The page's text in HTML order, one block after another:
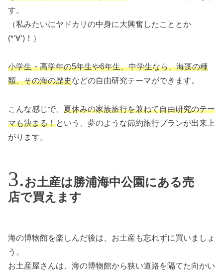
す。
（私みたいにヤドカリの中身に大興奮したこととか
(*‘∀‘)！）
小学生・高学年の5年生や6年生、中学生なら、海藻の種
類、その海の歴史などの自由研究テーマができます。
こんな感じで、 夏休みの家族旅行を兼ねて自由研究のテー
マも決まる！という、夢のような節約旅行プランが出来上
がります。
お土産は勝浦海中公園にある売
店で買えます
海の博物館を楽しんだ後は、お土産も忘れずに買いましょ
う。
お土産屋さんは、海の博物館から狭い道路を隔てた向かい